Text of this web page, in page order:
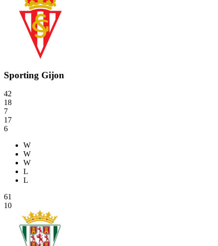
Sporting Gijon
42
18
7
17
6
W
W
W
L
L
61
10